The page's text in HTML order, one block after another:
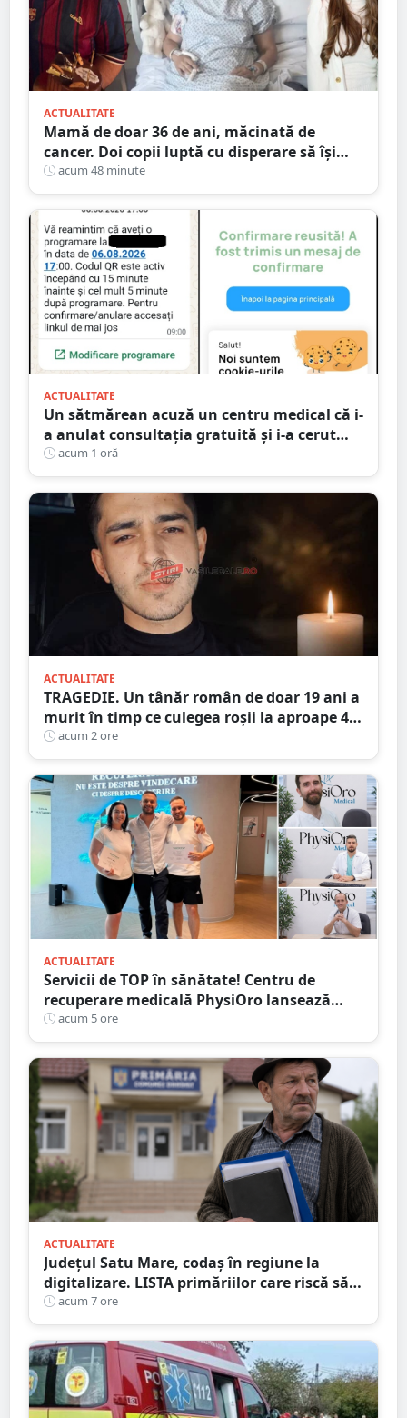
ACTUALITATE
Mamă de doar 36 de ani, măcinată de
cancer. Doi copii luptă cu disperare să își
salveze mama: „Nu o lăsați să se stingă”
acum 48 minute
ACTUALITATE
Un sătmărean acuză un centru medical că i-
a anulat consultația gratuită și i-a cerut
250 de lei pentru aceeași programare
acum 1 oră
ACTUALITATE
TRAGEDIE. Un tânăr român de doar 19 ani a
murit în timp ce culegea roșii la aproape 40
de grade Celsius,în Italia
acum 2 ore
ACTUALITATE
Servicii de TOP în sănătate! Centru de
recuperare medicală PhysiOro lansează
Divizia medicală PhysiOro
acum 5 ore
ACTUALITATE
Județul Satu Mare, codaș în regiune la
digitalizare. LISTA primăriilor care riscă să
piardă bani de la buget
acum 7 ore